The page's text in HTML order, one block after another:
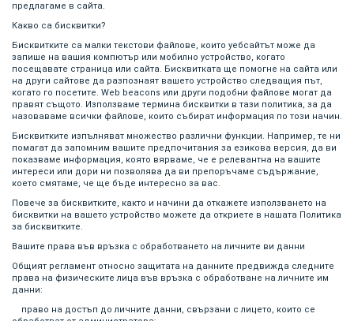
предлагаме в сайта.
Какво са бисквитки?
Бисквитките са малки текстови файлове, които уебсайтът може да
запише на вашия компютър или мобилно устройство, когато
посещавате страница или сайта. Бисквитката ще помогне на сайта или
на други сайтове да разпознаят вашето устройство следващия път,
когато го посетите. Web beacons или други подобни файлове могат да
правят същото. Използваме термина бисквитки в тази политика, за да
назоваваме всички файлове, които събират информация по този начин.
Бисквитките изпълняват множество различни функции. Например, те ни
помагат да запомним вашите предпочитания за езикова версия, да ви
показваме информация, която вярваме, че е релевантна на вашите
интереси или дори ни позволява да ви препоръчаме съдържание,
което смятаме, че ще бъде интересно за вас.
Повече за бисквитките, както и начини да откажете използването на
бисквитки на вашето устройство можете да откриете в нашата Политика
за бисквитките.
Вашите права във връзка с обработването на личните ви данни
Общият регламент относно защитата на данните предвижда следните
права на физическите лица във връзка с обработване на личните им
данни:
право на достъп до личните данни, свързани с лицето, които се